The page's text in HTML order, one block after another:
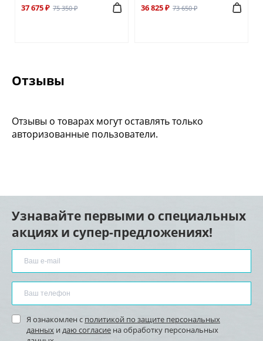
37 675 ₽ 75 350 ₽ 36 825 ₽ 73 650 ₽
Отзывы
Отзывы о товарах могут оставлять только
авторизованные пользователи.
Узнавайте первыми о специальных
акциях и супер-предложениях!
Я ознакомлен с политикой по защите персональных
данных и даю согласие на обработку персональных